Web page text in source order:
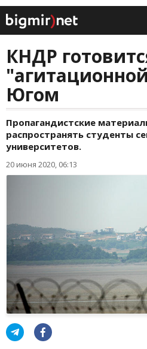
КНДР
Югом
Пропагандистские
распространять студенты
университетов.
20 июня 2020, 06:13